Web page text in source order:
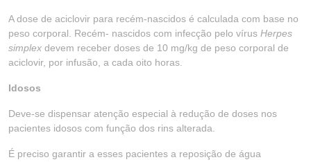
A dose de aciclovir para recém-nascidos é calculada com base no
peso corporal. Recém- nascidos com infecção pelo vírus Herpes
simplex devem receber doses de 10 mg/kg de peso corporal de
aciclovir, por infusão, a cada oito horas.
Idosos
Deve-se dispensar atenção especial à redução de doses nos
pacientes idosos com função dos rins alterada.
É preciso garantir a esses pacientes a reposição de água